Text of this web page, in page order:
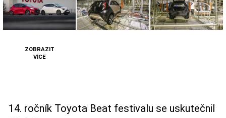
ZOBRAZIT
VÍCE
14. ročník Toyota Beat festivalu se uskutečnil